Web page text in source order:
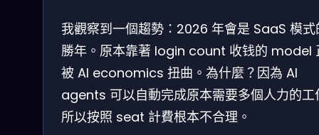
我觀察到一個趨勢：2026 年會是 SaaS 模式
勝年。原本靠著 login count 收钱的 model
被 AI economics 扭曲。為什麼？因為 AI
agents 可以自動完成原本需要多個人力的工
所以按照 seat 計費根本不合理。